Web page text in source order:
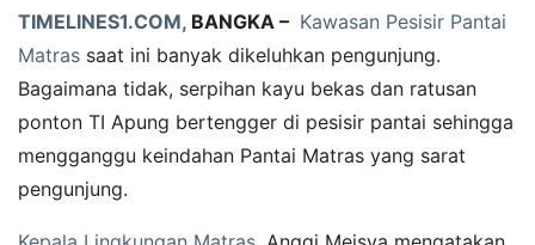
TIMELINES1.COM, BANGKA – Kawasan Pesisir Pantai
Matras saat ini banyak dikeluhkan pengunjung.
Bagaimana tidak, serpihan kayu bekas dan ratusan
ponton TI Apung bertengger di pesisir pantai sehingga
mengganggu keindahan Pantai Matras yang sarat
pengunjung.